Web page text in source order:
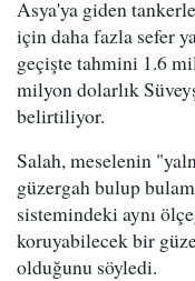
Asya'ya giden
için daha fazla sefer
geçişte tahmini 1.6
milyon dolarlık
belirtiliyor.
Salah, meselenin
güzergah bulup
sistemindeki aynı
koruyabilecek bir
olduğunu söyledi.